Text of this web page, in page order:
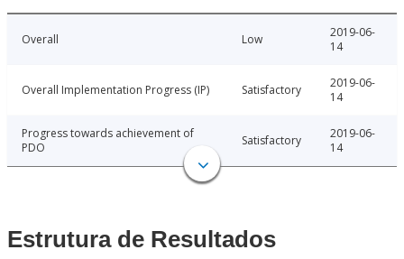
Overall Low
2019-06-
14
Overall Implementation Progress (IP) Satisfactory
2019-06-
14
Progress towards achievement of
PDO
Satisfactory
2019-06-
14
Estrutura de Resultados